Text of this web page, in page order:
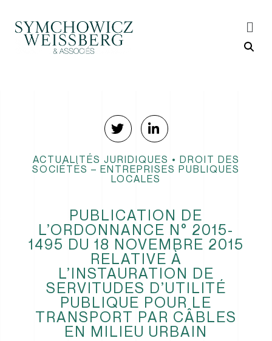
ACTUALITÉS JURIDIQUES • DROIT DES
SOCIÉTÉS – ENTREPRISES PUBLIQUES
LOCALES
PUBLICATION DE
L’ORDONNANCE N° 2015-
1495 DU 18 NOVEMBRE 2015
RELATIVE À
L’INSTAURATION DE
SERVITUDES D’UTILITÉ
PUBLIQUE POUR LE
TRANSPORT PAR CÂBLES
EN MILIEU URBAIN